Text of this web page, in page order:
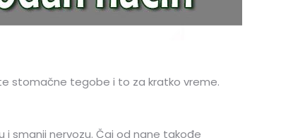
stomačne tegobe i to za kratko vreme.
i smanji nervozu. Čaj od nane takođe